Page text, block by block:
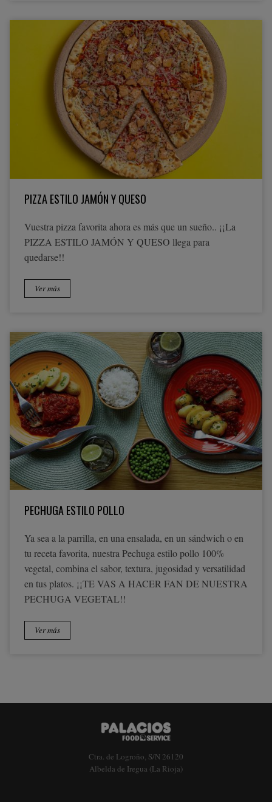
PIZZA ESTILO JAMÓN Y QUESO
Vuestra pizza favorita ahora es más que un sueño.. ¡¡La
PIZZA ESTILO JAMÓN Y QUESO llega para
quedarse!!
Ver más
PECHUGA ESTILO POLLO
Ya sea a la parrilla, en una ensalada, en un sándwich o en
tu receta favorita, nuestra Pechuga estilo pollo 100%
vegetal, combina el sabor, textura, jugosidad y versatilidad
en tus platos. ¡¡TE VAS A HACER FAN DE NUESTRA
PECHUGA VEGETAL!!
Ver más
Ctra. de Logroño, S/N 26120
Albelda de Iregua (La Rioja)